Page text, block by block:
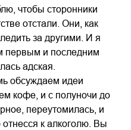
чтобы сторонники
отстали. Они, как
за другими. И я
первым и последним
адская.
обсуждаем идеи
кофе, и с полуночи до
переутомилась, и
к алкоголю. Вы